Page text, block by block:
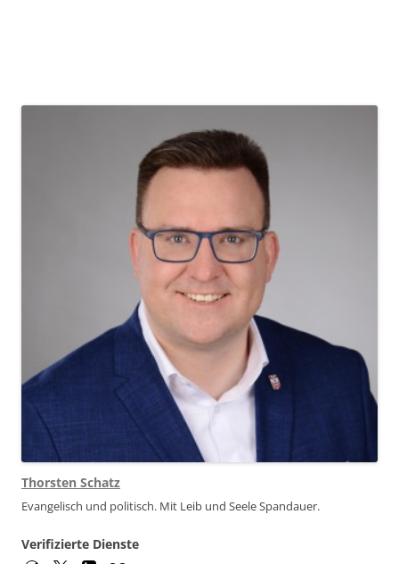
Thorsten Schatz
Evangelisch und politisch. Mit Leib und Seele Spandauer.
Verifizierte Dienste